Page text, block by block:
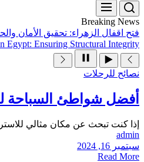
Breaking News
فتح اقفال الزهراء: تحقيق الأمان
Egypt: Ensuring Structural Integrity
نصائح للرحلات
أفضل شواطئ السباحة
إذا كنت تبحث عن مكان مثالي
admin
سبتمبر 16, 2024
Read More